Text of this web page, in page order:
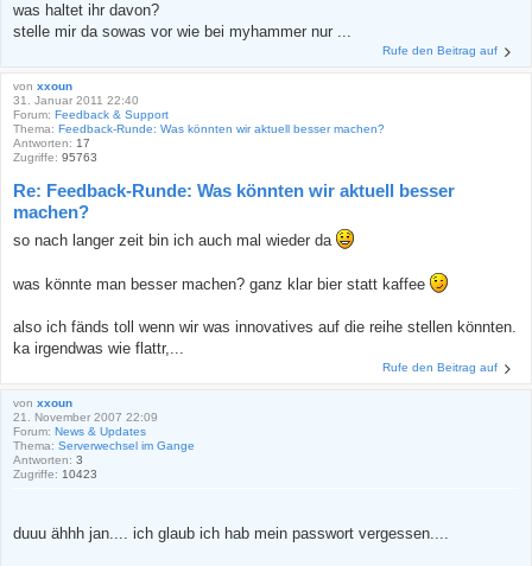
was haltet ihr davon?
stelle mir da sowas vor wie bei myhammer nur ...
Rufe den Beitrag auf
von xxoun
31. Januar 2011 22:40
Forum: Feedback & Support
Thema: Feedback-Runde: Was könnten wir aktuell besser machen?
Antworten: 17
Zugriffe: 95763
Re: Feedback-Runde: Was könnten wir aktuell besser
machen?
so nach langer zeit bin ich auch mal wieder da
was könnte man besser machen? ganz klar bier statt kaffee
also ich fänds toll wenn wir was innovatives auf die reihe stellen könnten.
ka irgendwas wie flattr,...
Rufe den Beitrag auf
von xxoun
21. November 2007 22:09
Forum: News & Updates
Thema: Serverwechsel im Gange
Antworten: 3
Zugriffe: 10423
duuu ähhh jan.... ich glaub ich hab mein passwort vergessen....